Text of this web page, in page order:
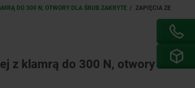
DO 300 N, OTWORY DLA ŚRUB ZAKRYTE
ZAPIĘCIA ZE
z klamrą do 300 N, otwory dla